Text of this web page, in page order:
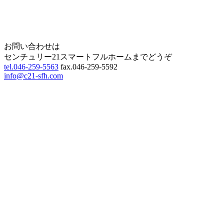
お問い合わせは
センチュリー21スマートフルホームまでどうぞ
tel.046-259-5563 fax.046-259-5592
info@c21-sfh.com